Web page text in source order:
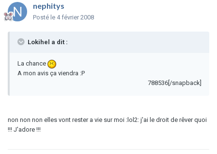
nephitys
Posté le 4 février 2008
Lokihel a dit :
La chance
A mon avis ça viendra :P
788536[/snapback]
non non non elles vont rester a vie sur moi :lol2: j'ai le droit de rêver quoi
!!! J'adore !!!